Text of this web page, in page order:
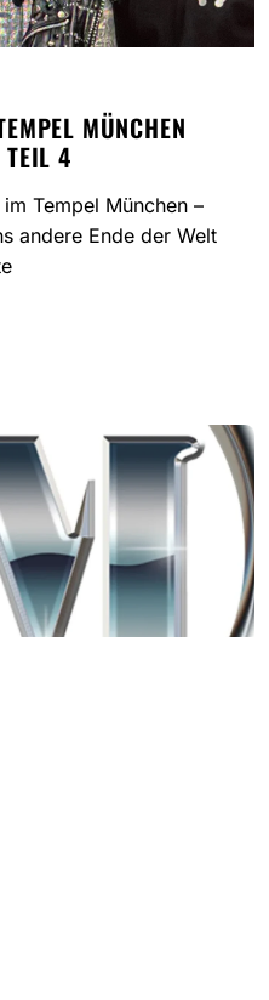
MÜNCHEN
TEIL 4
Tempel München –
andere Ende der Welt